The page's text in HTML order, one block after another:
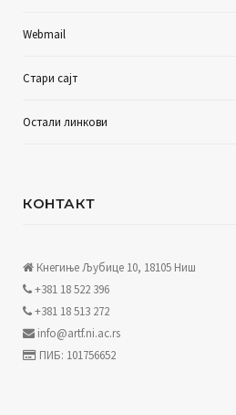
Webmail
Стари сајт
Остали линкови
КОНТАКТ
Кнегиње Љубице 10, 18105 Ниш
+381 18 522 396
+381 18 513 272
info@artf.ni.ac.rs
ПИБ: 101756652